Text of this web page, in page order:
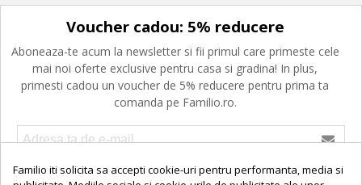
Voucher cadou: 5% reducere
Aboneaza-te acum la newsletter si fii primul care primeste cele
mai noi oferte exclusive pentru casa si gradina! In plus,
primesti cadou un voucher de 5% reducere pentru prima ta
comanda pe Familio.ro.
Confirm ca am peste 16 ani, am citit, am inteles si imi exprim
Familio iti solicita sa accepti cookie-uri pentru performanta, media si